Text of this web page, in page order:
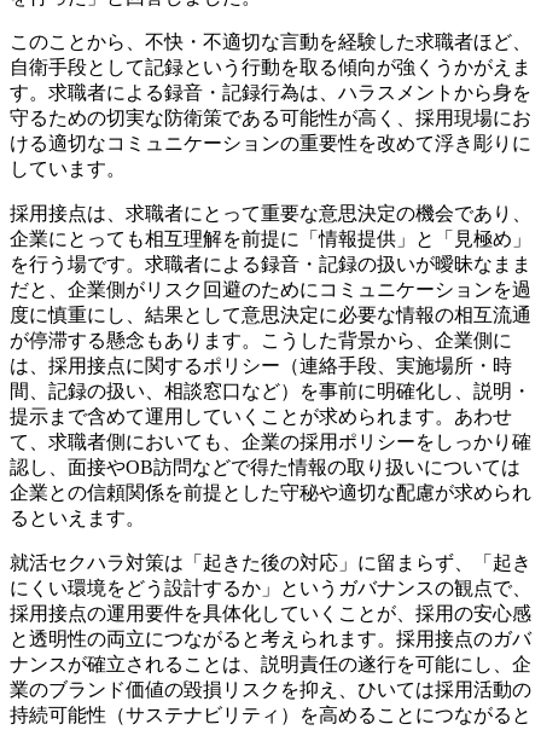
このことから、不快・不適切な言動を経験した求職者ほど、
自衛手段として記録という行動を取る傾向が強くうかがえま
す。求職者による録音・記録行為は、ハラスメントから身を
守るための切実な防衛策である可能性が高く、採用現場にお
ける適切なコミュニケーションの重要性を改めて浮き彫りに
しています。
採用接点は、求職者にとって重要な意思決定の機会であり、
企業にとっても相互理解を前提に「情報提供」と「見極め」
を行う場です。求職者による録音・記録の扱いが曖昧なまま
だと、企業側がリスク回避のためにコミュニケーションを過
度に慎重にし、結果として意思決定に必要な情報の相互流通
が停滞する懸念もあります。こうした背景から、企業側に
は、採用接点に関するポリシー（連絡手段、実施場所・時
間、記録の扱い、相談窓口など）を事前に明確化し、説明・
提示まで含めて運用していくことが求められます。あわせ
て、求職者側においても、企業の採用ポリシーをしっかり確
認し、面接やOB訪問などで得た情報の取り扱いについては
企業との信頼関係を前提とした守秘や適切な配慮が求められ
るといえます。
就活セクハラ対策は「起きた後の対応」に留まらず、「起き
にくい環境をどう設計するか」というガバナンスの観点で、
採用接点の運用要件を具体化していくことが、採用の安心感
と透明性の両立につながると考えられます。採用接点のガバ
ナンスが確立されることは、説明責任の遂行を可能にし、企
業のブランド価値の毀損リスクを抑え、ひいては採用活動の
持続可能性（サステナビリティ）を高めることにつながると